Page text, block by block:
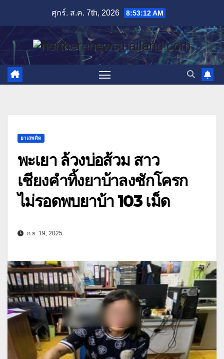
content
ศุกร์. ส.ค. 7th, 2026 8:53:13 AM
ยาเสพติด
พะเยา ล้วงบ่อส้วม สาว
เชียงคำทิ้งยาบ้าลงชักโครก
ไม่รอดพบยาบ้า 103 เม็ด
ก.ย. 19, 2025